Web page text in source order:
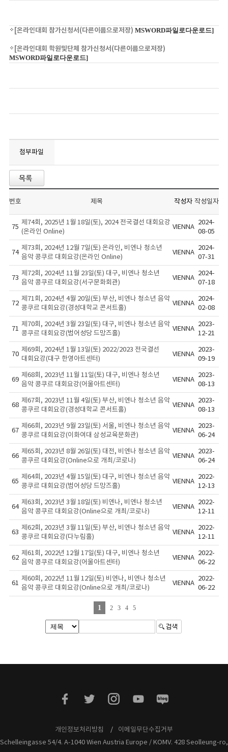
[온라인대회 참가신청서(다른이름으로저장) MSWORD파일로다운로드]
[온라인대회 학원및단체 참가신청서(다른이름으로저장)
MSWORD파일로다운로드]
첨부파일
번호 제목 작성자 작성일자
75
제74회, 2025년 1월 18일(토), 2024 전국결선 대회요강
(온라인 Online)
VIENNA
2024-
08-05
74
제73회, 2024년 12월 7일(토) 온라인, 비엔나 청소년
음악 콩쿠르 대회요강(온라인 Online)
VIENNA
2024-
07-31
73
제72회, 2024년 11월 23일(토) 대구, 비엔나 청소년
음악 콩쿠르 대회요강(서구문화회관)
VIENNA
2024-
07-18
72
제71회, 2024년 4월 20일(토) 부산, 비엔나 청소년 음악
콩쿠르 대회요강(경성대학교 콘서트홀)
VIENNA
2024-
02-08
71
제70회, 2024년 3월 23일(토) 대구, 비엔나 청소년 음악
콩쿠르 대회요강(범어성당 드망즈홀)
VIENNA
2023-
12-21
70
제69회, 2024년 1월 13일(토) 2022/2023 전국결선
대회요강(대구 한영아트센터)
VIENNA
2023-
09-19
69
제68회, 2023년 11월 11일(토) 대구, 비엔나 청소년
음악 콩쿠르 대회요강(어울아트센터)
VIENNA
2023-
08-13
68
제67회, 2023년 11월 4일(토) 부산, 비엔나 청소년 음악
콩쿠르 대회요강(경성대학교 콘서트홀)
VIENNA
2023-
08-13
67
제66회, 2023년 9월 23일(토) 서울, 비엔나 청소년 음악
콩쿠르 대회요강(이화여대 삼성교육문화관)
VIENNA
2023-
06-24
66
제65회, 2023년 8월 26일(토) 대전, 비엔나 청소년 음악
콩쿠르 대회요강(Online으로 개최/코로나)
VIENNA
2023-
06-24
65
제64회, 2023년 4월 15일(토) 대구, 비엔나 청소년 음악
콩쿠르 대회요강(범어성당 드망즈홀)
VIENNA
2022-
12-13
64
제63회, 2023년 3월 18일(토) 비엔나, 비엔나 청소년
음악 콩쿠르 대회요강(Online으로 개최/코로나)
VIENNA
2022-
12-11
63
제62회, 2023년 3월 11일(토) 부산, 비엔나 청소년 음악
콩쿠르 대회요강(다누림홀)
VIENNA
2022-
12-11
62
제61회, 2022년 12월 17일(토) 대구, 비엔나 청소년
음악 콩쿠르 대회요강(어울아트센터)
VIENNA
2022-
06-22
61
제60회, 2022년 11월 12일(토) 비엔나, 비엔나 청소년
음악 콩쿠르 대회요강(Online으로 개최/코로나)
VIENNA
2022-
06-22
1 2 3 4 5
개인정보처리방침
이메일무단수집거부
Schelleingasse 54/4. A-1040 Wien Austria Europe / KOMV. 428 Seolleung-ro,